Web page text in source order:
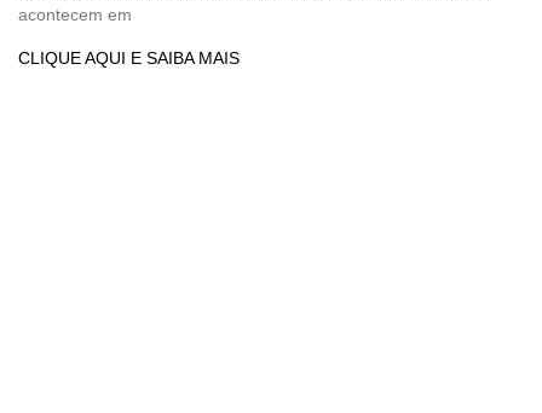
acontecem em
CLIQUE AQUI E SAIBA MAIS